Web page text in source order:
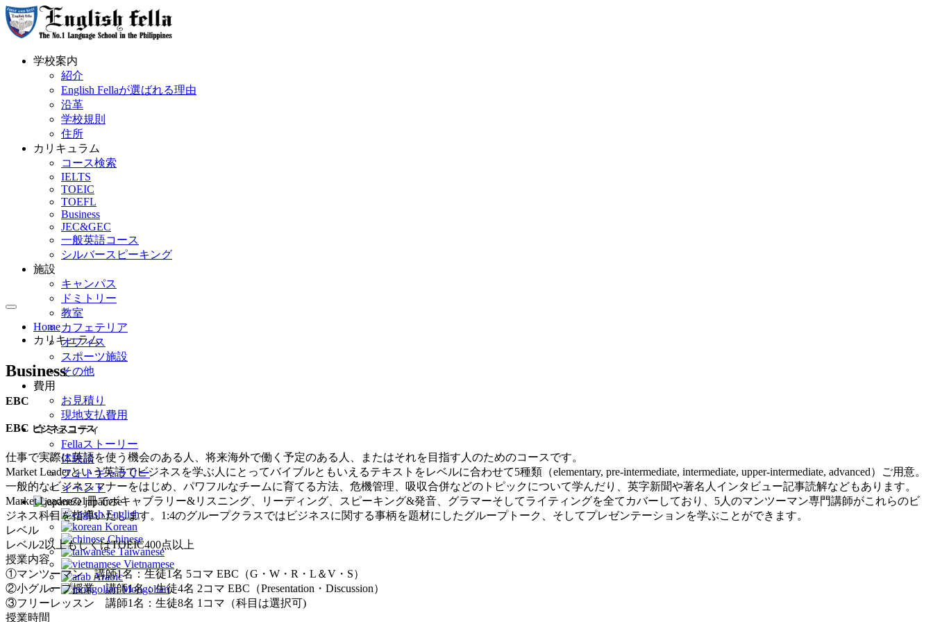
学校案内
紹介
English Fellaが選ばれる理由
沿革
学校規則
住所
カリキュラム
コース検索
IELTS
TOEIC
TOEFL
Business
JEC&GEC
一般英語コース
シルバースピーキング
施設
キャンパス
ドミトリー
教室
カフェテリア
オフィス
スポーツ施設
その他
費用
お見積り
現地支払費用
コミュニティ
Fellaストーリー
体験談
フォトギャラリー
イベント
japanese
English
Korean
Chinese
Taiwanese
Vietnamese
Arabic
Mongolian
Home
カリキュラム
Business
EBC
EBC ビジネスコース
仕事で実際に英語を使う機会のある人、将来海外で働く予定のある人、またはそれを目指す人のためのコースです。
Market Leaderという英語でビジネスを学ぶ人にとってバイブルともいえるテキストをレベルに合わせて5種類（elementary, pre-intermediate, intermediate, upper-intermediate, advanced）ご用意。
一般的なビジネスマナーをはじめ、パワフルなチームに育てる方法、危機管理、吸収合併などのトピックについて学んだり、英字新聞や著名人インタビュー記事読解などもあります。
Market Leaderの1冊でボキャブラリー&リスニング、リーディング、スピーキング&発音、グラマーそしてライティングを全てカバーしており、5人のマンツーマン専門講師がこれらのビ
ジネス科目を指導いたします。1:4のグループクラスではビジネスに関する事柄を題材にしたグループトーク、そしてプレゼンテーションを学ぶことができます。
レベル
レベル2以上もしくはTOEIC400点以上
授業内容
①マンツーマン 講師1名：生徒1名 5コマ EBC（G・W・R・L＆V・S）
②小グループ授業 講師1名：生徒4名 2コマ EBC（Presentation・Discussion）
③フリーレッスン 講師1名：生徒8名 1コマ（科目は選択可)
授業時間